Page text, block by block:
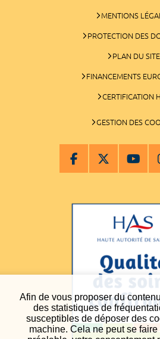
Afin de vous proposer du
des statistiques de
susceptibles de déposer des
machine. Cela ne peut se
MENTIONS
PROTECTION DES
PLAN DU SITE
FINANCEMENTS
CERTIFICATION
GESTION DES